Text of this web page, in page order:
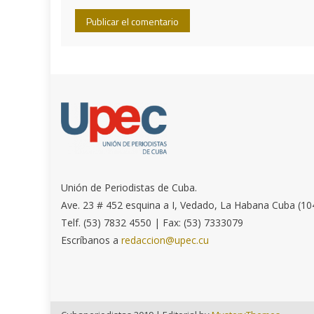
Unión de Periodistas de Cuba.
Ave. 23 # 452 esquina a I, Vedado, La Habana Cuba
Telf. (53) 7832 4550 | Fax: (53) 7333079
Escríbanos aredaccion@upec.cu